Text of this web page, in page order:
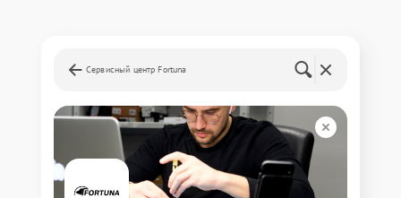
Сервисный центр Fortuna